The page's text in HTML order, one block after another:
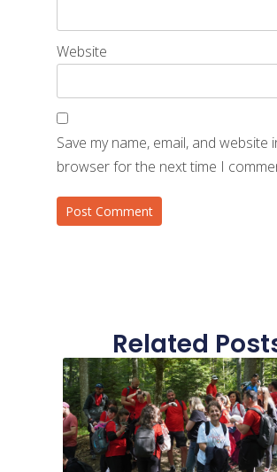
Website
Save my name, email, and website
browser for the next time I
Related